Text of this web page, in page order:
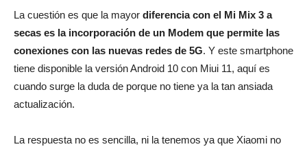
La cuestión es que la mayor diferencia con el Mi Mix 3 a
secas es la incorporación de un Modem que permite las
conexiones con las nuevas redes de 5G. Y este smartphone
tiene disponible la versión Android 10 con Miui 11, aquí es
cuando surge la duda de porque no tiene ya la tan ansiada
actualización.
La respuesta no es sencilla, ni la tenemos ya que Xiaomi no